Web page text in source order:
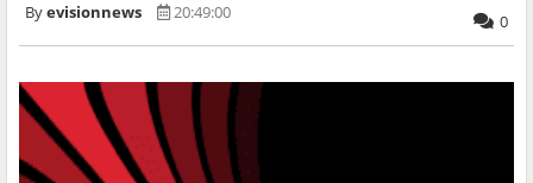
evisionnews 20:49:00 0